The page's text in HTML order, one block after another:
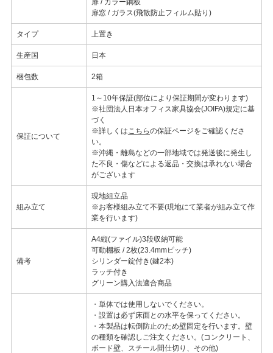
扉 / カラー鋼板
扉窓 / ガラス(飛散防止フィルム貼り)
タイプ 上置き
生産国 日本
梱包数 2箱
保証について
1～10年保証(部位により保証期間が変わります)
※社団法人日本オフィス家具協会(JOIFA)規定に基
づく
※詳しくはこちらの保証ページをご確認くださ
い。
※沖縄・離島などの一部地域では発送後に発生し
た不良・傷などによる返品・交換は承れない場合
がございます
組み立て
現地組立品
※お客様組み立て不要(現地にて業者が組み立て作
業を行います)
備考
A4縦(ファイル)3段収納可能
可動棚板 / 2枚(23.4mmピッチ)
シリンダー錠付き(鍵2本)
ラッチ付き
グリーン購入法適合商品
・単体では使用しないでください。
・設置は必ず床面との水平を保ってください。
・本製品は転倒防止のため壁固定を行います。壁
の種類を確認しご注文ください。(コンクリート、
ボード壁、スチール間仕切り、その他)